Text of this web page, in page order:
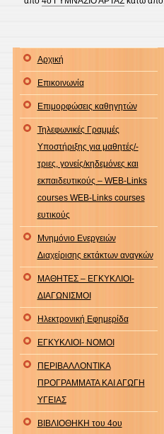
Αρχική
Επικοινωνία
Επιμορφώσεις καθηγητών
Τηλεφωνικές Γραμμές
Υποστήριξης για μαθητές/-
τριες, γονείς/κηδεμόνες και
εκπαιδευτικούς – WEB-Links
courses WEB-Links courses
ευτικούς
Μνημόνιο Ενεργειών
Διαχείρισης εκτάκτων αναγκών
ΜΑΘΗΤΕΣ – ΕΓΚΥΚΛΙΟΙ-
ΔΙΑΓΩΝΙΣΜΟΙ
Ηλεκτρονική Εφημερίδα
ΕΓΚΥΚΛΙΟΙ- ΝΟΜΟΙ
ΠΕΡΙΒΑΛΛΟΝΤΙΚΑ
ΠΡΟΓΡΑΜΜΑΤΑ ΚΑΙ ΑΓΩΓΗ
ΥΓΕΙΑΣ
ΒΙΒΛΙΟΘΗΚΗ του 4ου